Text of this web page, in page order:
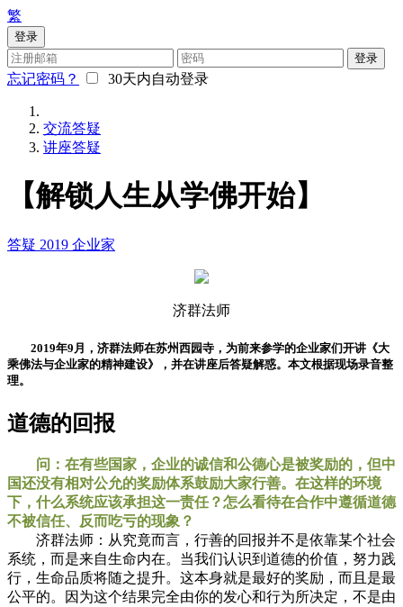
繁
登录
登录
忘记密码？ 30天内自动登录
交流答疑
讲座答疑
【解锁人生从学佛开始】
答疑 2019 企业家
济群法师
2019年9月，济群法师在苏州西园寺，为前来参学的企业家们开讲《大
乘佛法与企业家的精神建设》，并在讲座后答疑解惑。本文根据现场录音整
理。
道德的回报
问：在有些国家，企业的诚信和公德心是被奖励的，但中
国还没有相对公允的奖励体系鼓励大家行善。在这样的环境
下，什么系统应该承担这一责任？怎么看待在合作中遵循道德
不被信任、反而吃亏的现象？
济群法师：从究竟而言，行善的回报并不是依靠某个社会
系统，而是来自生命内在。当我们认识到道德的价值，努力践
行，生命品质将随之提升。这本身就是最好的奖励，而且是最
公平的。因为这个结果完全由你的发心和行为所决定，不是由